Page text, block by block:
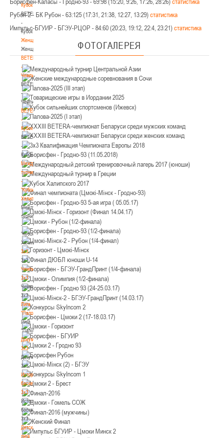
Кубок
BETERA
-
Кубок
Женщины
Женщины
BETERA
-
Чемпионат
BETERA
-
Чемпионат
BETERA
-
Кубок
BETERA
-
Кубок
Международный
турнир
-
"Кубок
Халипского"
Международный
турнир
-
"Кубок
Халипского"
3x3
3x3
Чемпионат
3х3
Чемпионат
3х3
Лига
"Палова"
Лига
"Палова"
Документы
3х3
Документы
3х3
История
баскетбола
3х3
История
баскетбола
3х3
Детская
лига
Рубон-2 - БК Рубон - 63:125 (17:31, 21:38, 12:27, 13:29) статистика
Импульс-БГУИР - БГЭУ-РЦОР - 84:60 (20:23, 19:12, 22:4, 23:21) статистика
ФОТОГАЛЕРЕЯ